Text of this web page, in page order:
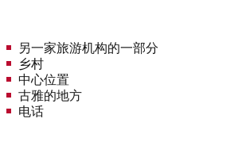
另一家旅游机构的一部分
乡村
中心位置
古雅的地方
电话